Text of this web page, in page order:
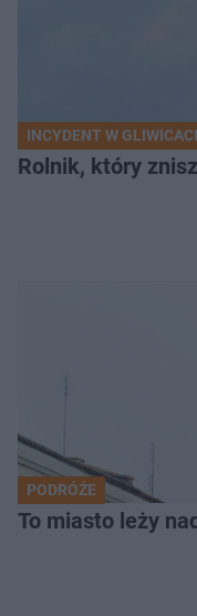
INCYDENT W
Rolnik, który
PODRÓŻE
To miasto leży